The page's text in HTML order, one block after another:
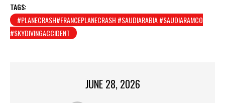
TAGS:
#PLANECRASH#FRANCEPLANECRASH #SAUDIARABIA #SAUDIARAMCO
#SKYDIVINGACCIDENT
JUNE 28, 2026